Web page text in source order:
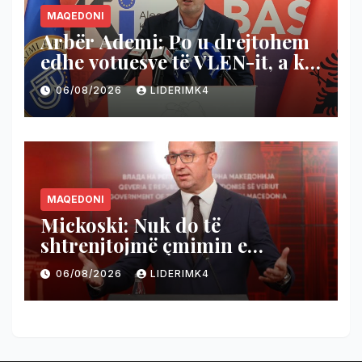
MAQEDONI
Arbër Ademi: Po u drejtohem
edhe votuesve të VLEN-it, a ka
shtet ligjor në Maqedoninë e
Veriut apo s’ka fare?
06/08/2026 LIDERIMK4
MAQEDONI
Mickoski: Nuk do të
shtrenjtojmë çmimin e
rrymës, po bëjmë plan për ta
liruar!
06/08/2026 LIDERIMK4